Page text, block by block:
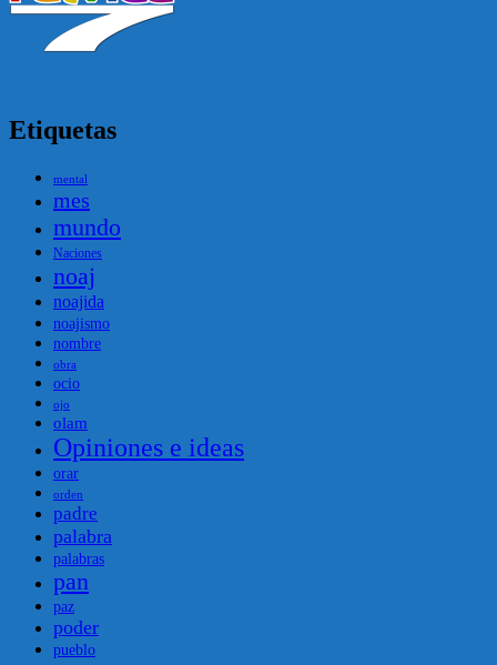
Etiquetas
mental
mes
mundo
Naciones
noaj
noajida
noajismo
nombre
obra
ocio
ojo
olam
Opiniones e ideas
orar
orden
padre
palabra
palabras
pan
paz
poder
pueblo